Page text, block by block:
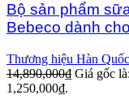
Bộ sản phẩm
Bebeco dành
Thương hiệu Hàn Quốc
14,890,000₫ Giá gốc
1,250,000₫.